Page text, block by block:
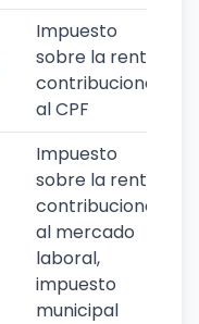
Impuesto
sobre la renta,
contribuciones
al CPF
Impuesto
sobre la renta,
contribuciones
al mercado
laboral,
impuesto
municipal